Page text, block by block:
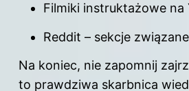
Filmiki instruktażowe na
Reddit – sekcje
Na koniec, nie zapomnij
to prawdziwa skarbnica